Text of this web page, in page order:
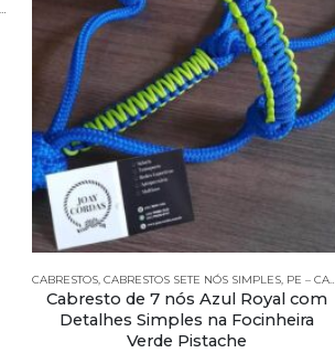
PE – CABRESTOS - 7 NÓS SIMPLES
CABRESTOS, CABRESTOS SETE NÓS SIMPLES, PE – CABRESTOS
Cabresto de 7 nós Azul Royal com
Detalhes Simples na Focinheira
Verde Pistache